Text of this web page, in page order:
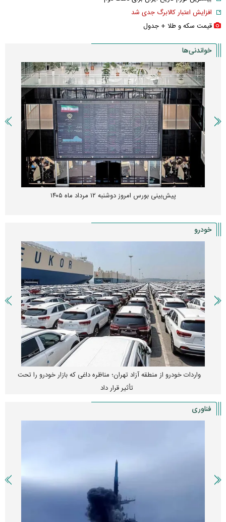
افزایش اعتبار کالابرگ جدی شد
قیمت سکه و طلا + جدول
خواندنی‌ها
پیش‌بینی بورس امروز دوشنبه ۱۲ مرداد ماه ۱۴۰۵
خودرو
واردات خودرو از منطقه آزاد تهران؛ مناظره داغی که بازار خودرو را تحت
تأثیر قرار داد
فناوری